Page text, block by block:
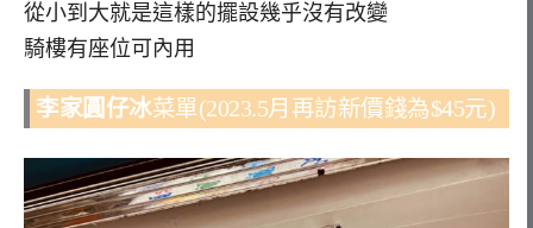
從小到大就是這樣的擺設幾乎沒有改變
騎樓有座位可內用
李家圓仔冰菜單(2023.5月再訪新價錢為$45元)